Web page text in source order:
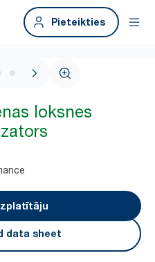
Pieteikties
loksnes
data sheet